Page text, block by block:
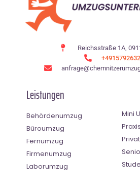
Reichsstraße 1A,
Leistungen
Behördenumzug
Büroumzug
Fernumzug
Firmenumzug
Laborumzug
Mini